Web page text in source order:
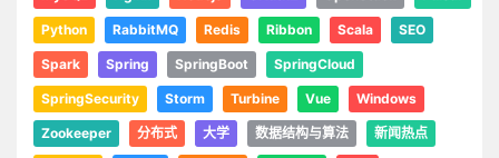
Python RabbitMQ Redis Ribbon Scala SEO
Spark Spring SpringBoot SpringCloud
SpringSecurity Storm Turbine Vue Windows
Zookeeper 分布式 大学 数据结构与算法 新闻热点